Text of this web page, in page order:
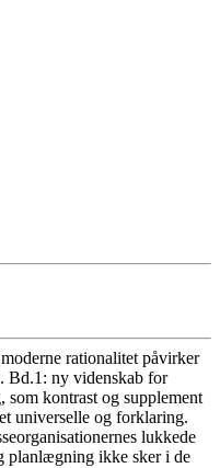
rationalitet påvirker
Bd.1: ny videnskab for
kontrast og supplement
universelle og forklaring.
lukkede
planlægning ikke sker i de